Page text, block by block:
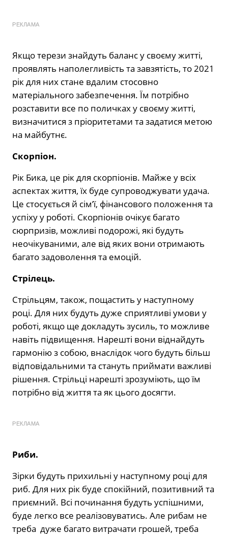
РЕКЛАМА
Якщо терези знайдуть баланс у своєму житті,
проявлять наполегливість та завзятість, то 2021
рік для них стане вдалим стосовно
матеріального забезпечення. Їм потрібно
розставити все по поличках у своєму житті,
визначитися з пріоритетами та задатися метою
на майбутнє.
Скорпіон.
Рік Бика, це рік для скорпіонів. Майже у всіх
аспектах життя, їх буде супроводжувати удача.
Це стосується й сім’ї, фінансового положення та
успіху у роботі. Скорпіонів очікує багато
сюрпризів, можливі подорожі, які будуть
неочікуваними, але від яких вони отримають
багато задоволення та емоцій.
Стрілець.
Стрільцям, також, пощастить у наступному
році. Для них будуть дуже сприятливі умови у
роботі, якщо ще докладуть зусиль, то можливе
навіть підвищення. Нарешті вони віднайдуть
гармонію з собою, внаслідок чого будуть більш
відповідальними та стануть приймати важливі
рішення. Стрільці нарешті зрозуміють, що їм
потрібно від життя та як цього досягти.
РЕКЛАМА
Риби.
Зірки будуть прихильні у наступному році для
риб. Для них рік буде спокійний, позитивний та
приємний. Всі починання будуть успішними,
буде легко все реалізовуватись. Але рибам не
треба дуже багато витрачати грошей, треба